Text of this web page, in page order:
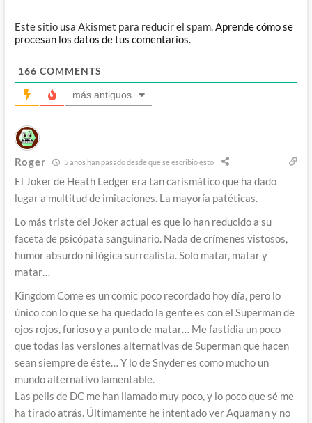
Este sitio usa Akismet para reducir el spam.Aprende cómo se
procesan los datos de tus comentarios.
166 COMMENTS
más antiguos
Roger 5 años han pasado desde que se escribió esto
El Joker de Heath Ledger era tan carismático que ha dado
lugar a multitud de imitaciones. La mayoría patéticas.
Lo más triste del Joker actual es que lo han reducido a su
faceta de psicópata sanguinario. Nada de crímenes vistosos,
humor absurdo ni lógica surrealista. Solo matar, matar y
matar…
Kingdom Come es un comic poco recordado hoy día, pero lo
único con lo que se ha quedado la gente es con el Superman de
ojos rojos, furioso y a punto de matar… Me fastidia un poco
que todas las versiones alternativas de Superman que hacen
sean siempre de éste… Y lo de Snyder es como mucho un
mundo alternativo lamentable.
Las pelis de DC me han llamado muy poco, y lo poco que sé me
ha tirado atrás. Últimamente he intentado ver Aquaman y no